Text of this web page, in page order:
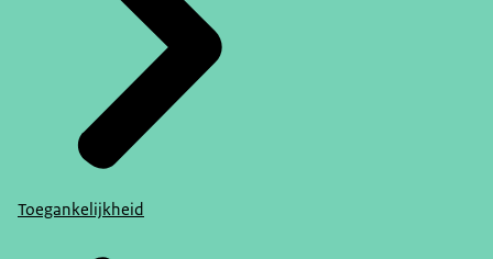
Toegankelijkheid